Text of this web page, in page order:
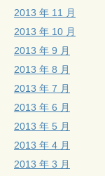
2013 年 11 月
2013 年 10 月
2013 年 9 月
2013 年 8 月
2013 年 7 月
2013 年 6 月
2013 年 5 月
2013 年 4 月
2013 年 3 月